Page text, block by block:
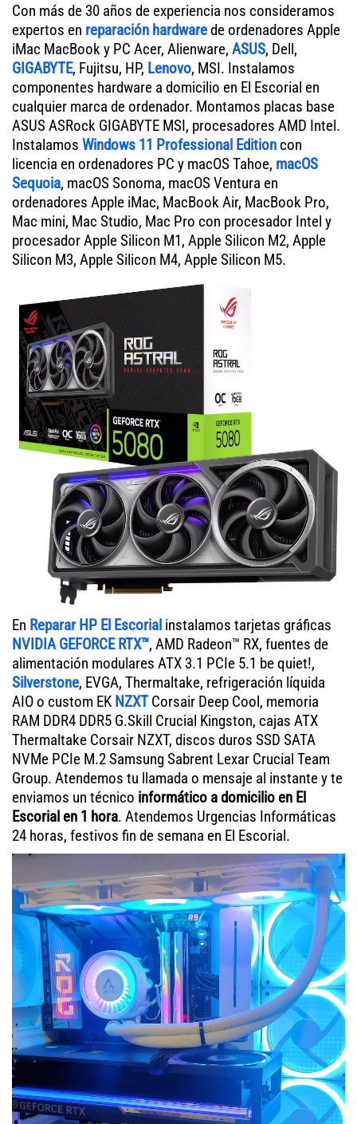
Con más de 30 años de experiencia nos consideramos
expertos en reparación hardwarede ordenadores Apple
iMac MacBook y PC Acer, Alienware, ASUS, Dell,
GIGABYTE, Fujitsu, HP, Lenovo, MSI. Instalamos
componentes hardware a domicilio en El Escorial en
cualquier marca de ordenador. Montamos placas base
ASUS ASRock GIGABYTE MSI, procesadores AMD Intel.
Instalamos Windows 11 Professional Edition con
licencia en ordenadores PC y macOS Tahoe, macOS
Sequoia, macOS Sonoma, macOS Ventura en
ordenadores Apple iMac, MacBook Air, MacBook Pro,
Mac mini, Mac Studio, Mac Pro con procesador Intel y
procesador Apple Silicon M1, Apple Silicon M2, Apple
Silicon M3, Apple Silicon M4, Apple Silicon M5.
En Reparar HP El Escorial instalamos tarjetas gráficas
NVIDIA GEFORCE RTX™, AMD Radeon™ RX, fuentes de
alimentación modulares ATX 3.1 PCIe 5.1 be quiet!,
Silverstone, EVGA, Thermaltake, refrigeración líquida
AIO o custom EK NZXTCorsair Deep Cool, memoria
RAM DDR4 DDR5 G.Skill Crucial Kingston, cajas ATX
Thermaltake Corsair NZXT, discos duros SSD SATA
NVMe PCIe M.2 Samsung Sabrent Lexar Crucial Team
Group. Atendemos tu llamada o mensaje al instante y te
enviamos un técnico informático a domicilio en El
Escorial en 1 hora. Atendemos Urgencias Informáticas
24 horas, festivos fin de semana en El Escorial.